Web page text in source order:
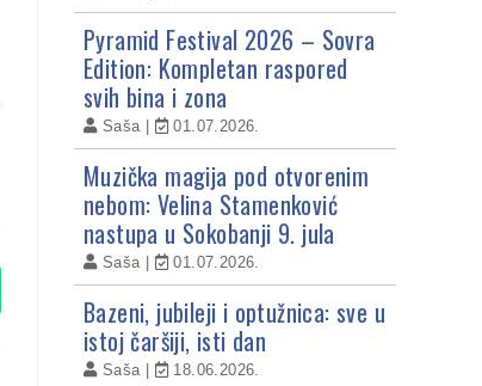
Pyramid Festival 2026 – Sovra
Edition: Kompletan raspored
svih bina i zona
Saša 01.07.2026.
Muzička magija pod otvorenim
nebom: Velina Stamenković
nastupa u Sokobanji 9. jula
Saša 01.07.2026.
Bazeni, jubileji i optužnica: sve u
istoj čaršiji, isti dan
Saša 18.06.2026.